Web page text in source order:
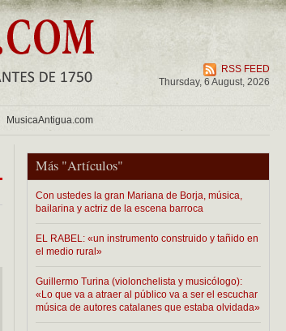
RSS FEED
Thursday, 6 August, 2026
MusicaAntigua.com
Más "Artículos"
Con ustedes la gran Mariana de Borja, música,
bailarina y actriz de la escena barroca
EL RABEL: «un instrumento construido y tañido en
el medio rural»
Guillermo Turina (violonchelista y musicólogo):
«Lo que va a atraer al público va a ser el escuchar
música de autores catalanes que estaba olvidada»